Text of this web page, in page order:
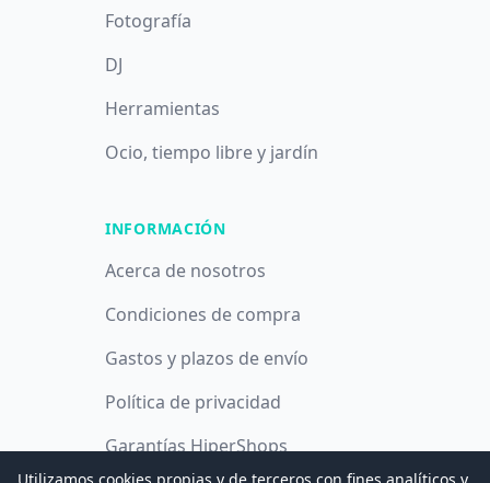
Fotografía
DJ
Herramientas
Ocio, tiempo libre y jardín
INFORMACIÓN
Acerca de nosotros
Condiciones de compra
Gastos y plazos de envío
Política de privacidad
Garantías HiperShops